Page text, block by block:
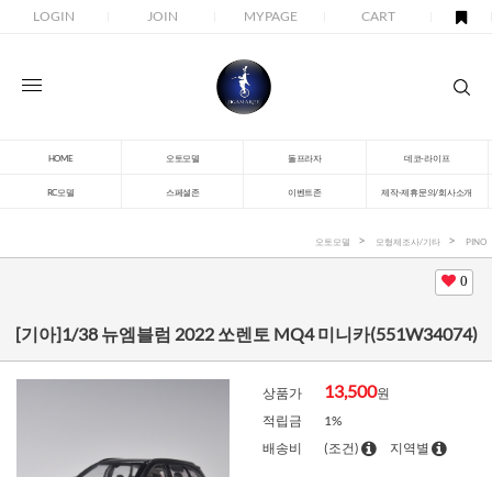
LOGIN JOIN MYPAGE CART
HOME 오토모델 돌프라자 데코-라이프
RC모델 스페셜존 이벤트존 제작-제휴문의/회사소개
오토모델 모형제조사/기타 PINO
0
[기아]1/38 뉴엠블럼 2022 쏘렌토 MQ4 미니카(551W34074)
상품가 13,500원
적립금
1%
배송비
(조건) 지역별